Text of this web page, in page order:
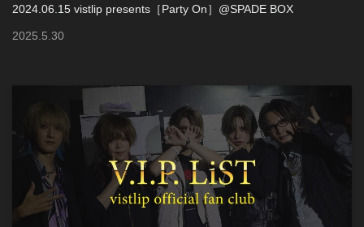
2024.06.15 vistlip presents［Party On］@SPADE BOX
2025.5.30